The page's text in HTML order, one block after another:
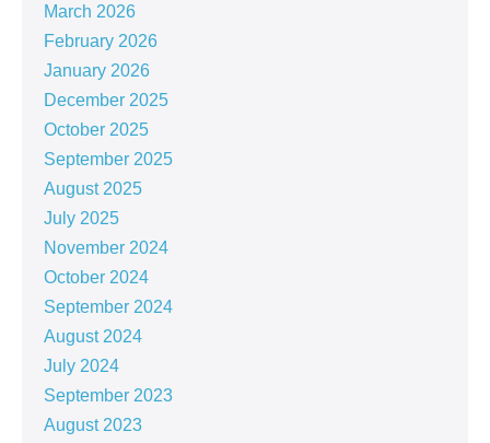
March 2026
February 2026
January 2026
December 2025
October 2025
September 2025
August 2025
July 2025
November 2024
October 2024
September 2024
August 2024
July 2024
September 2023
August 2023